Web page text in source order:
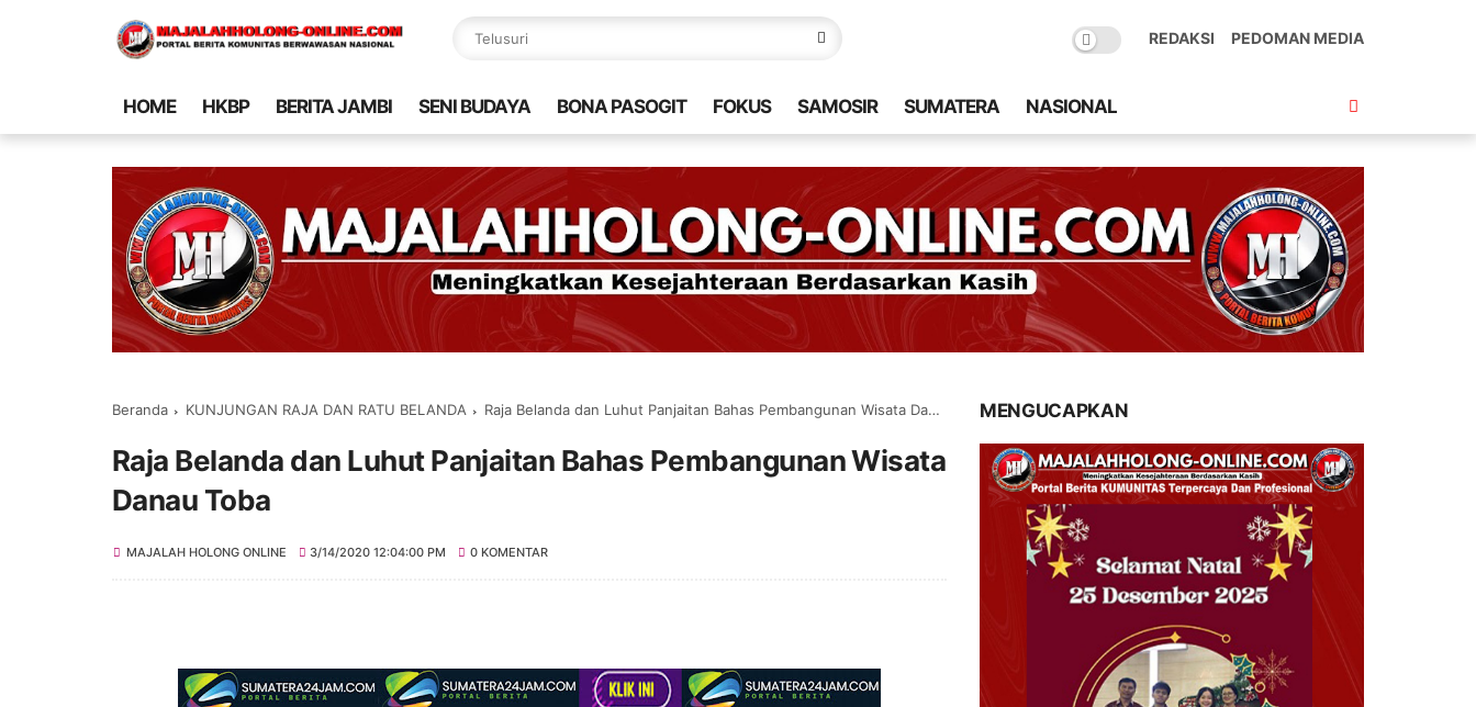
REDAKSI PEDOMAN MEDIA
HOME HKBP BERITA JAMBI SENI BUDAYA BONA PASOGIT FOKUS SAMOSIR SUMATERA NASIONAL
Beranda KUNJUNGAN RAJA DAN RATU BELANDA Raja Belanda dan Luhut Panjaitan Bahas Pembangunan Wisata Danau Toba
Raja Belanda dan Luhut Panjaitan Bahas Pembangunan Wisata
Danau Toba
MAJALAH HOLONG ONLINE 3/14/2020 12:04:00 PM 0 KOMENTAR
MENGUCAPKAN